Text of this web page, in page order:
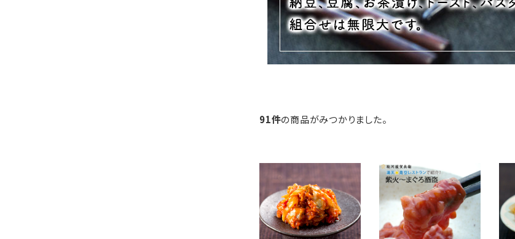
91件の商品がみつかりました。